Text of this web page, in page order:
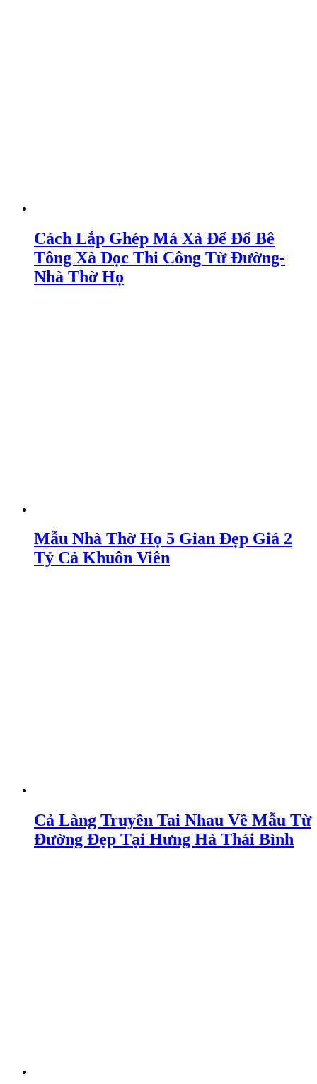
Cách Lắp Ghép Má Xà Để Đổ Bê
Tông Xà Dọc Thi Công Từ Đường-
Nhà Thờ Họ
Mẫu Nhà Thờ Họ 5 Gian Đẹp Giá 2
Tỷ Cả Khuôn Viên
Cả Làng Truyền Tai Nhau Về Mẫu Từ
Đường Đẹp Tại Hưng Hà Thái Bình